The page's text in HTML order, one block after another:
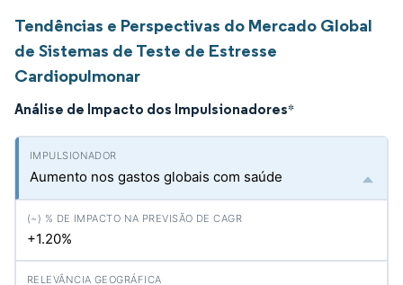
Tendências e Perspectivas do Mercado Global
de Sistemas de Teste de Estresse
Cardiopulmonar
Análise de Impacto dos Impulsionadores*
Aumento nos gastos globais com saúde
+1.20%